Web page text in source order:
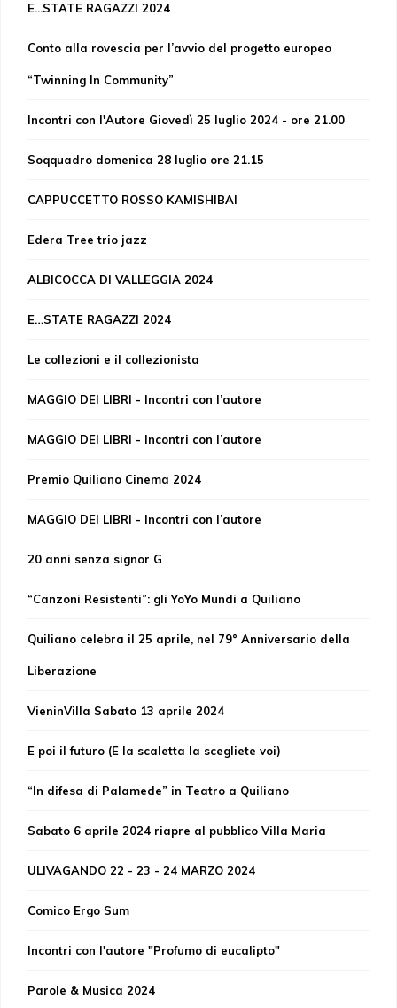
E...STATE RAGAZZI 2024
Conto alla rovescia per l’avvio del progetto europeo
“Twinning In Community”
Incontri con l'Autore Giovedì 25 luglio 2024 - ore 21.00
Soqquadro domenica 28 luglio ore 21.15
CAPPUCCETTO ROSSO KAMISHIBAI
Edera Tree trio jazz
ALBICOCCA DI VALLEGGIA 2024
E…STATE RAGAZZI 2024
Le collezioni e il collezionista
MAGGIO DEI LIBRI - Incontri con l’autore
MAGGIO DEI LIBRI - Incontri con l’autore
Premio Quiliano Cinema 2024
MAGGIO DEI LIBRI - Incontri con l’autore
20 anni senza signor G
“Canzoni Resistenti”: gli YoYo Mundi a Quiliano
Quiliano celebra il 25 aprile, nel 79° Anniversario della
Liberazione
VieninVilla Sabato 13 aprile 2024
E poi il futuro (E la scaletta la scegliete voi)
“In difesa di Palamede” in Teatro a Quiliano
Sabato 6 aprile 2024 riapre al pubblico Villa Maria
ULIVAGANDO 22 - 23 - 24 MARZO 2024
Comico Ergo Sum
Incontri con l'autore "Profumo di eucalipto"
Parole & Musica 2024